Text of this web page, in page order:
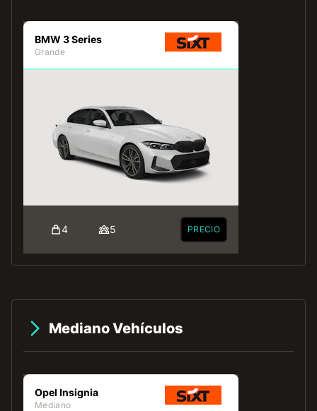
BMW 3 Series
Grande
4 5 PRECIO
Mediano Vehículos
Opel Insignia
Mediano